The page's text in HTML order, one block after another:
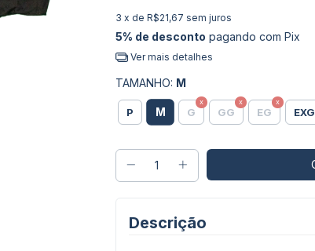
3 x de R$21,67 sem juros
5% de desconto pagando com Pix
Ver mais detalhes
TAMANHO: M
P M G GG EG EXG
Descrição